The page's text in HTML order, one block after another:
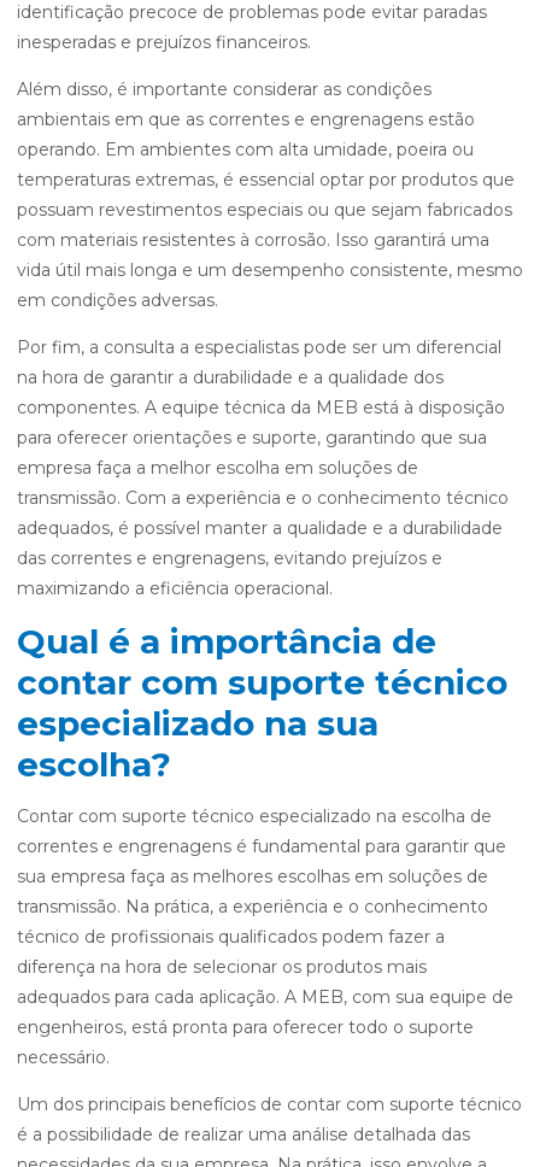
identificação precoce de problemas pode evitar paradas
inesperadas e prejuízos financeiros.
Além disso, é importante considerar as condições
ambientais em que as correntes e engrenagens estão
operando. Em ambientes com alta umidade, poeira ou
temperaturas extremas, é essencial optar por produtos que
possuam revestimentos especiais ou que sejam fabricados
com materiais resistentes à corrosão. Isso garantirá uma
vida útil mais longa e um desempenho consistente, mesmo
em condições adversas.
Por fim, a consulta a especialistas pode ser um diferencial
na hora de garantir a durabilidade e a qualidade dos
componentes. A equipe técnica da MEB está à disposição
para oferecer orientações e suporte, garantindo que sua
empresa faça a melhor escolha em soluções de
transmissão. Com a experiência e o conhecimento técnico
adequados, é possível manter a qualidade e a durabilidade
das correntes e engrenagens, evitando prejuízos e
maximizando a eficiência operacional.
Qual é a importância de
contar com suporte técnico
especializado na sua
escolha?
Contar com suporte técnico especializado na escolha de
correntes e engrenagens é fundamental para garantir que
sua empresa faça as melhores escolhas em soluções de
transmissão. Na prática, a experiência e o conhecimento
técnico de profissionais qualificados podem fazer a
diferença na hora de selecionar os produtos mais
adequados para cada aplicação. A MEB, com sua equipe de
engenheiros, está pronta para oferecer todo o suporte
necessário.
Um dos principais benefícios de contar com suporte técnico
é a possibilidade de realizar uma análise detalhada das